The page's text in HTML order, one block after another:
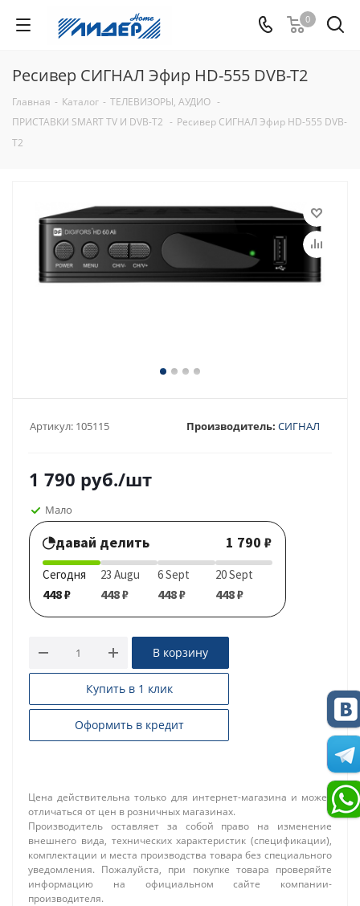
0
Ресивер СИГНАЛ Эфир HD-555 DVB-T2
Главная - Каталог - ТЕЛЕВИЗОРЫ, АУДИО -
ПРИСТАВКИ SMART TV И DVB-T2 - Ресивер СИГНАЛ Эфир HD-555 DVB-
T2
Артикул: 105115 Производитель: СИГНАЛ
1 790 руб./шт
Мало
давай делить 1 790 ₽
Сегодня
448 ₽
23 Augu
448 ₽
6 Sept
448 ₽
20 Sept
448 ₽
В корзину
Купить в 1 клик
Оформить в кредит
Цена действительна только для интернет-магазина и может
отличаться от цен в розничных магазинах.
Производитель оставляет за собой право на изменение
внешнего вида, технических характеристик (спецификации),
комплектации и места производства товара без специального
уведомления. Пожалуйста, при покупке товара проверяйте
информацию на официальном сайте компании-
производителя.